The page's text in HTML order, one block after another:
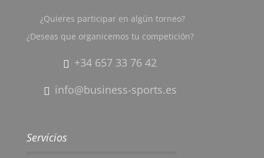
¿Quieres participar en algún torneo?
¿Deseas que organicemos tu competición?
+34 657 33 76 42
info@business-sports.es
Servicios